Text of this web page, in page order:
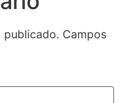
publicado. Campos